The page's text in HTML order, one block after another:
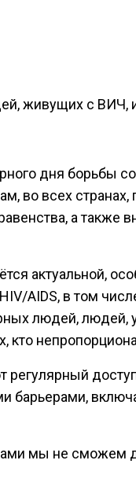
живущих с
дня
во всех странах,
а также
актуальной,
AIDS, в том
людей, людей,
кто
барьерами,
мы не сможем